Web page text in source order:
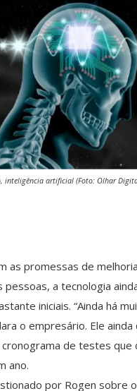
inteligência artificial (Foto: Olhar
as promessas de
pessoas, a tecnologia
iniciais. “Ainda há
o empresário. Ele
cronograma de testes que
ano.
por Rogen sobre